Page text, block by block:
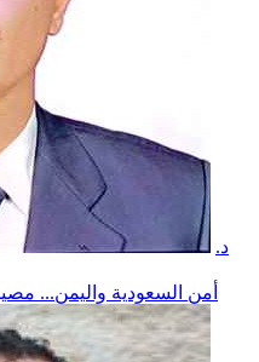
د.
أمن السعودية واليمن...